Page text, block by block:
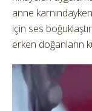
anne
için ses
erken doğanların